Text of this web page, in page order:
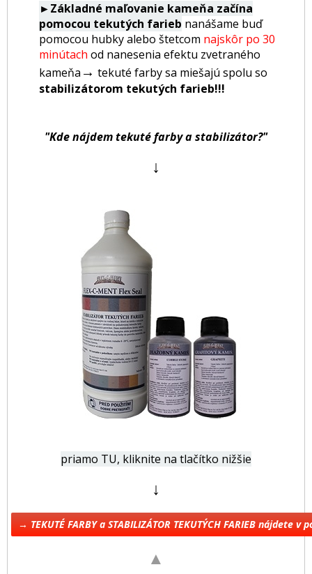
►Základné maľovanie kameňa začína
pomocou tekutých farieb nanášame buď
pomocou hubky alebo štetcom najskôr po 30
minútach od nanesenia efektu zvetraného
kameňa → tekuté farbysa miešajú spolu so
stabilizátorom tekutých farieb!!!
"Kde nájdem tekuté farby a stabilizátor?"
↓
priamo TU, kliknite na tlačítko nižšie
↓
→ TEKUTÉ FARBY a STABILIZÁTOR TEKUTÝCH FARIEB nájdete
▲